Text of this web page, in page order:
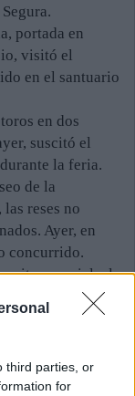
third parties, or
for
portada en
visitó el
en el santuario
en dos
suscitó el
la feria.
de la
reses no
Ayer, en
concurrido.
cita especial, el
campeonatos
Rodríguez
Rocío